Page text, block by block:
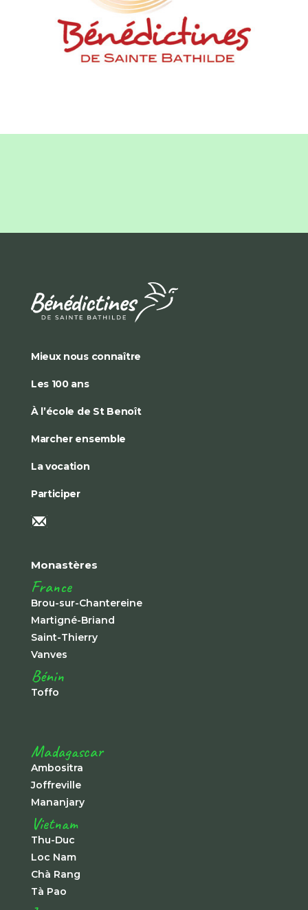
Mieux nous connaître
Les 100 ans
À l’école de St Benoît
Marcher ensemble
La vocation
Participer
Monastères
France
Brou-sur-Chantereine
Martigné-Briand
Saint-Thierry
Vanves
Bénin
Toffo
Madagascar
Ambositra
Joffreville
Mananjary
Vietnam
Thu-Duc
Loc Nam
Chà Rang
Tà Pao